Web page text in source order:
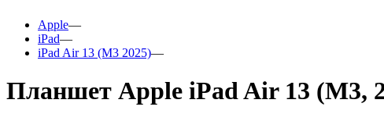
Apple
iPad
iPad Air 13 (M3 2025)
Планшет Apple iPad Air 13 (M3,